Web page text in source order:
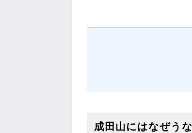
成田山にはなぜう